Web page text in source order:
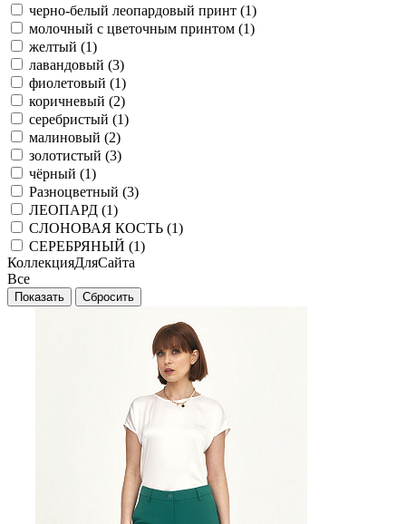
черно-белый леопардовый принт (1)
молочный с цветочным принтом (1)
желтый (1)
лавандовый (3)
фиолетовый (1)
коричневый (2)
серебристый (1)
малиновый (2)
золотистый (3)
чёрный (1)
Разноцветный (3)
ЛЕОПАРД (1)
СЛОНОВАЯ КОСТЬ (1)
СЕРЕБРЯНЫЙ (1)
КоллекцияДляСайта
Все